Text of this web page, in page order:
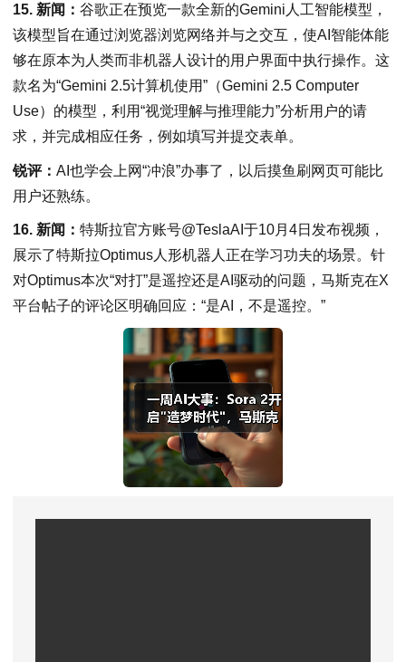
15. 新闻： 谷歌正在预览一款全新的Gemini人工智能模型，
该模型旨在通过浏览器浏览网络并与之交互，使AI智能体能
够在原本为人类而非机器人设计的用户界面中执行操作。这
款名为“Gemini 2.5计算机使用”（Gemini 2.5 Computer
Use）的模型，利用“视觉理解与推理能力”分析用户的请
求，并完成相应任务，例如填写并提交表单。
锐评： AI也学会上网“冲浪”办事了，以后摸鱼刷网页可能比
用户还熟练。
16. 新闻： 特斯拉官方账号@TeslaAI于10月4日发布视频，
展示了特斯拉Optimus人形机器人正在学习功夫的场景。针
对Optimus本次“对打”是遥控还是AI驱动的问题，马斯克在X
平台帖子的评论区明确回应：“是AI，不是遥控。”